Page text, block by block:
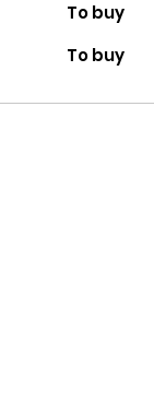
To buy
To buy